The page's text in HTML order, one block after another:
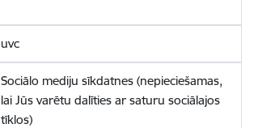
uvc
Sociālo mediju sīkdatnes (nepieciešamas,
lai Jūs varētu dalīties ar saturu sociālajos
tīklos)